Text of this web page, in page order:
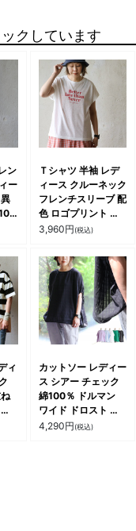
クしています
ン
ー
カ
り
Ｔシャツ 半袖 レデ
ィース クルーネック
フレンチスリーブ 配
色 ロゴプリント 袖
リブ スラブ天竺 薄
大きいサイズ カジュ
アル 夏 パティ le
colis ルコリ
3,960円(税込)
ィ
カットソー レディー
ス シアー チェック
綿100％ ドルマン
ワイド ドロスト 裾
絞り バルーン ビッ
4,290円(税込)